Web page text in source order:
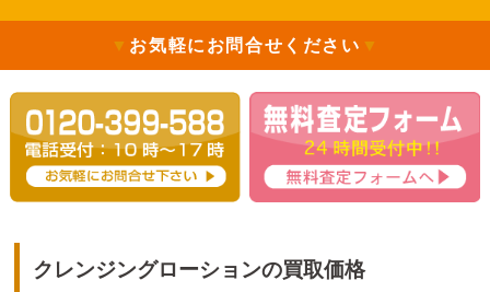
▼ お気軽にお問合せください ▼
クレンジングローションの買取価格